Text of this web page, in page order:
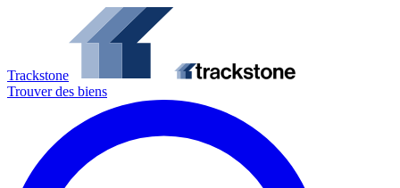
Trackstone
Trouver des biens